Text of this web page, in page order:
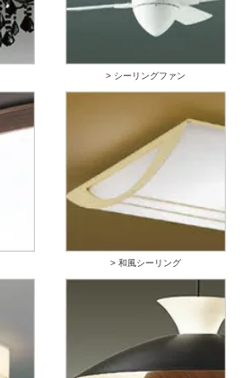
> シーリングファン
> 和風シーリング